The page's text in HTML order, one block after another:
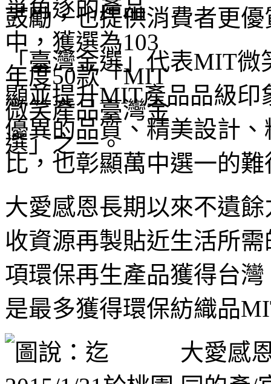
鼓勵，也提供消費者更
「臺灣金選」代表MIT
顯並提升MIT產品品級印
優異的品質、精美設計
比，也彰顯萬中選一的
大愛感恩長期以來不遺
收資源再製貼近生活所
項環保再生產品獲得台
是最多獲得環保紡織品
大愛感